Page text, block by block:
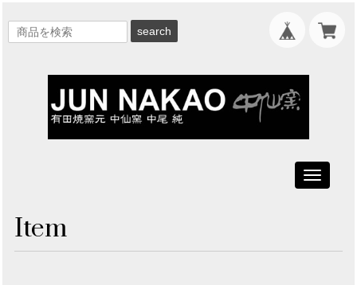
search
Toggle
Item